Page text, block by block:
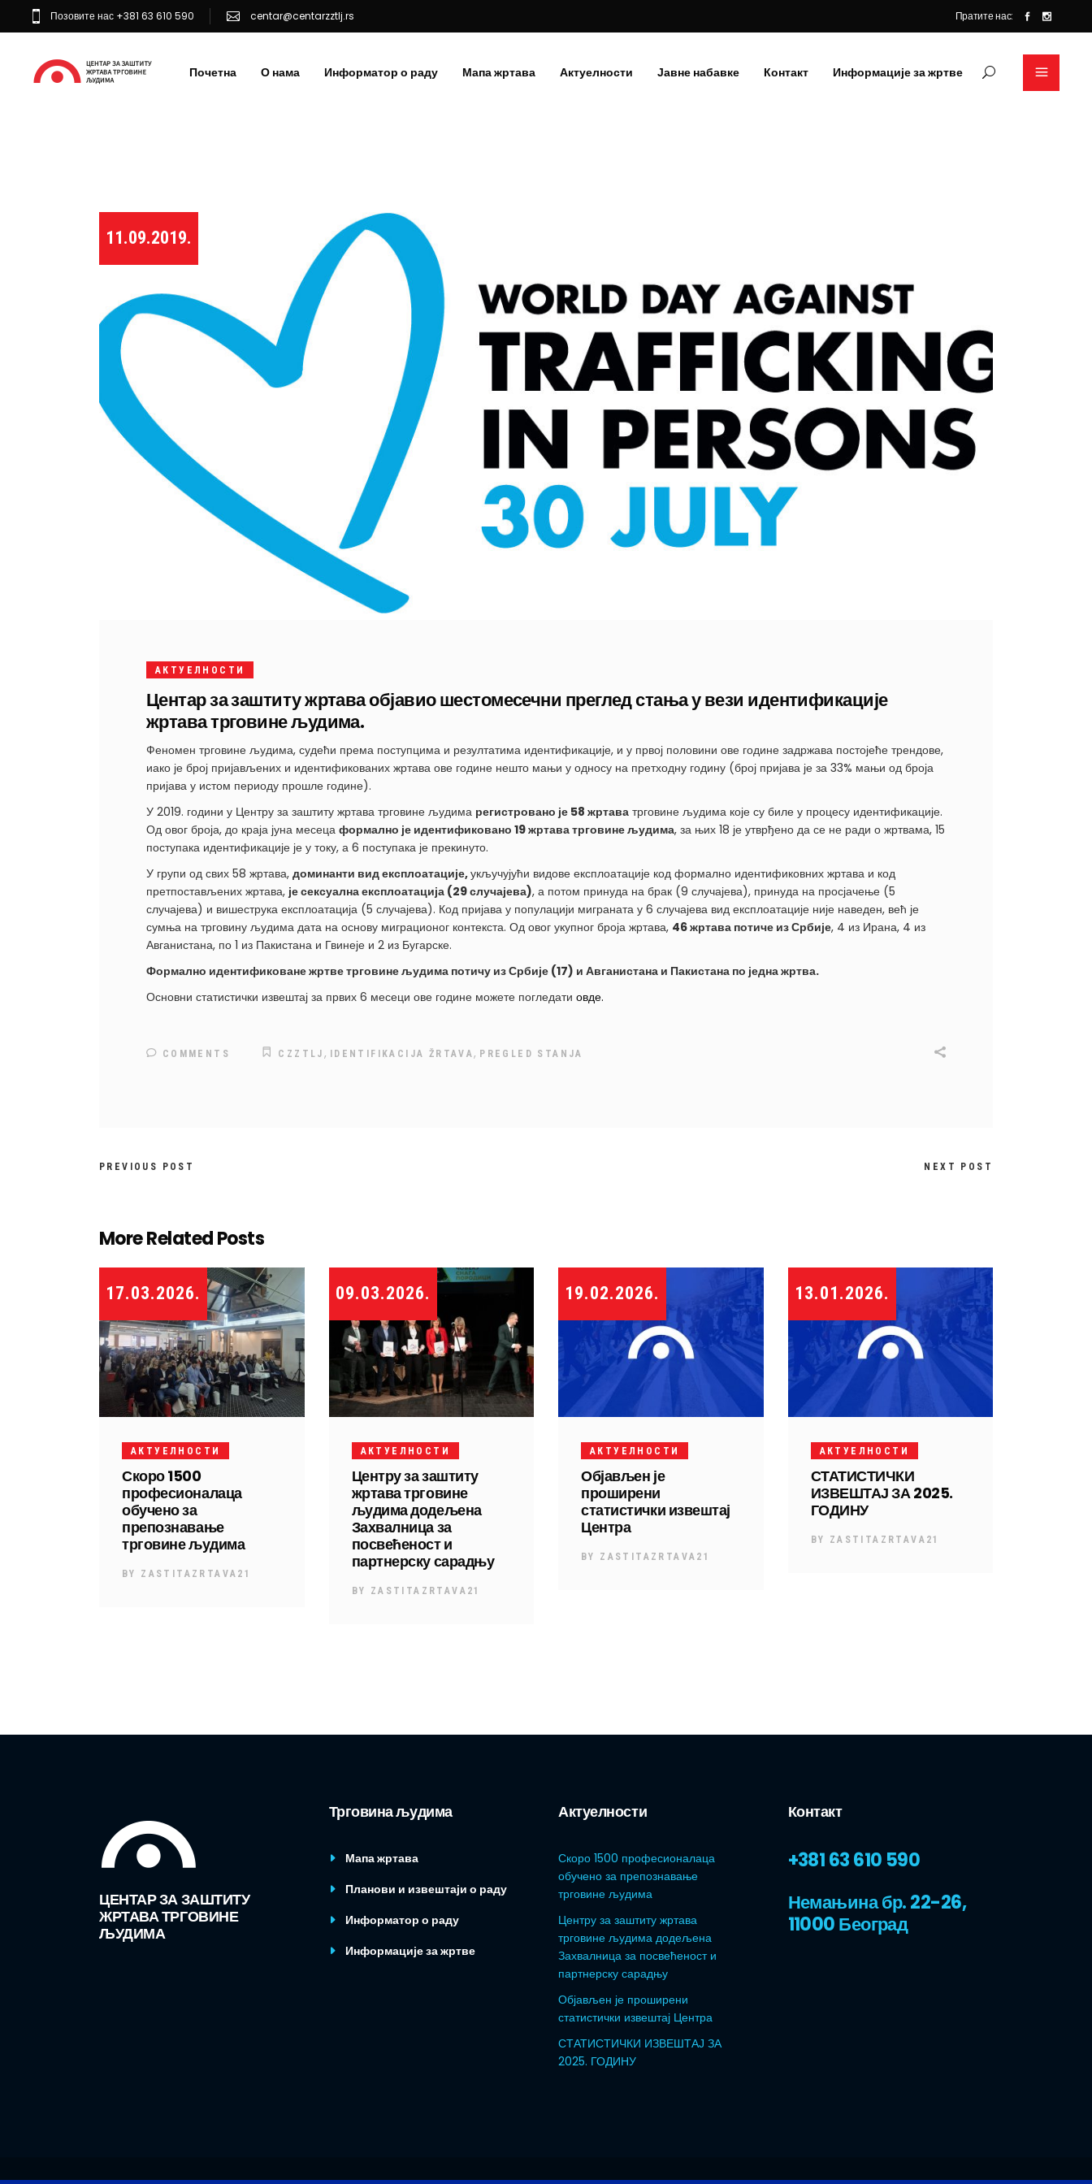
Позовите нас +381 63 610 590 centar@centarzztlj.rs Пратите нас:
Почетна О нама Информатор о раду Мапа жртава Актуелности Јавне набавке Контакт Информације за жртве
11.09.2019.
АКТУЕЛНОСТИ
Центар за заштиту жртава објавио шестомесечни преглед стања у вези идентификације
жртава трговине људима.
Феномен трговине људима, судећи према поступцима и резултатима идентификације, и у првој половини ове године задржава постојеће трендове,
иако је број пријављених и идентификованих жртава ове године нешто мањи у односу на претходну годину (број пријава је за 33% мањи од броја
пријава у истом периоду прошле године).
У 2019. години у Центру за заштиту жртава трговине људима регистровано је 58 жртава трговине људима које су биле у процесу идентификације.
Од овог броја, до краја јуна месеца формално је идентификовано 19 жртава трговине људима, за њих 18 је утврђено да се не ради о жртвама, 15
поступака идентификације је у току, а 6 поступака је прекинуто.
У групи од свих 58 жртава, доминанти вид експлоатације,укључујући видове експлоатације код формално идентификовних жртава и код
претпостављених жртава, је сексуална експлоатација (29 случајева), а потом принуда на брак (9 случајева), принуда на просјачење (5
случајева) и вишеструка експлоатација (5 случајева). Код пријава у популацији миграната у 6 случајева вид експлоатације није наведен, већ је
сумња на трговину људима дата на основу миграционог контекста. Од овог укупног броја жртава, 46 жртава потиче из Србије, 4 из Ирана, 4 из
Авганистана, по 1 из Пакистана и Гвинеје и 2 из Бугарске.
Формално идентификоване жртве трговине људима потичу из Србије (17) и Авганистана и Пакистана по једна жртва.
Основни статистички извештај за првих 6 месеци ове године можете погледати овде.
COMMENTS CZZTLJ , IDENTIFIKACIJA ŽRTAVA, PREGLED STANJA
PREVIOUS POST NEXT POST
More Related Posts
17.03.2026.
АКТУЕЛНОСТИ
Скоро 1500
професионалаца
обучено за
препознавање
трговине људима
BY ZASTITAZRTAVA21
09.03.2026.
АКТУЕЛНОСТИ
Центру за заштиту
жртава трговине
људима додељена
Захвалница за
посвећеност и
партнерску сарадњу
BY ZASTITAZRTAVA21
19.02.2026.
АКТУЕЛНОСТИ
Објављен је
проширени
статистички извештај
Центра
BY ZASTITAZRTAVA21
13.01.2026.
АКТУЕЛНОСТИ
СТАТИСТИЧКИ
ИЗВЕШТАЈ ЗА 2025.
ГОДИНУ
BY ZASTITAZRTAVA21
ЦЕНТАР ЗА ЗАШТИТУ
ЖРТАВА ТРГОВИНЕ
ЉУДИМА
Трговина људима
Мапа жртава
Планови и извештаји о раду
Информатор о раду
Информације за жртве
Актуелности
Скоро 1500 професионалаца
обучено за препознавање
трговине људима
Центру за заштиту жртава
трговине људима додељена
Захвалница за посвећеност и
партнерску сарадњу
Објављен је проширени
статистички извештај Центра
СТАТИСТИЧКИ ИЗВЕШТАЈ ЗА
2025. ГОДИНУ
Контакт
+381 63 610 590
Немањина бр. 22-26,
11000 Београд